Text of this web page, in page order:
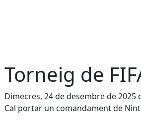
Torneig de
Dimecres, 24 de desembre de 2025
Cal portar un comandament de